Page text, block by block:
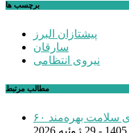
برچسب ها
پیشتازان البرز
سارقان
نیروی انتظامی
مطالب مرتبط
۶۰ هزار البرزی از خدمات اردوهای جهادی سلامت بهره‌مند